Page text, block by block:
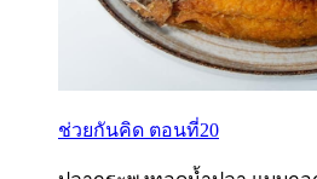
ช่วยกันคิด ตอนที่20